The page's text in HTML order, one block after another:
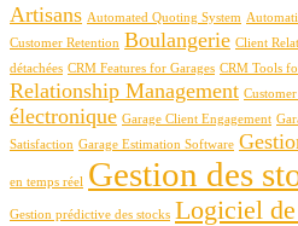
Artisans Automated Quoting System
Customer Retention Boulangerie Client
détachées CRM Features for Garages CRM Tools
Relationship Management
électronique Garage Client Engagement
Satisfaction Garage Estimation Software
en temps réel Gestion des
Gestion prédictive des stocks Logiciel